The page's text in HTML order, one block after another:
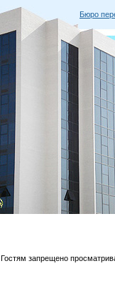
Бюро
Гостям запрещено